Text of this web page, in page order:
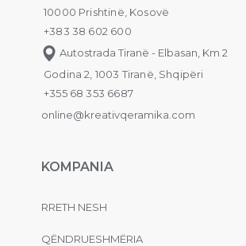
10000 Prishtinë, Kosovë
+383 38 602 600
Autostrada Tiranë - Elbasan, Km 2
Godina 2, 1003 Tiranë, Shqipëri
+355 68 353 6687
online@kreativqeramika.com
KOMPANIA
RRETH NESH
QËNDRUESHMËRIA